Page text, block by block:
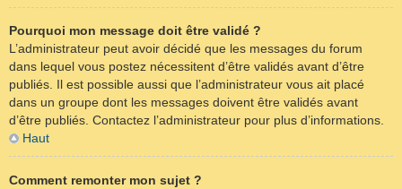
Pourquoi mon message doit être validé ?
L’administrateur peut avoir décidé que les messages du forum
dans lequel vous postez nécessitent d’être validés avant d’être
publiés. Il est possible aussi que l’administrateur vous ait placé
dans un groupe dont les messages doivent être validés avant
d’être publiés. Contactez l’administrateur pour plus d’informations.
Haut
Comment remonter mon sujet ?